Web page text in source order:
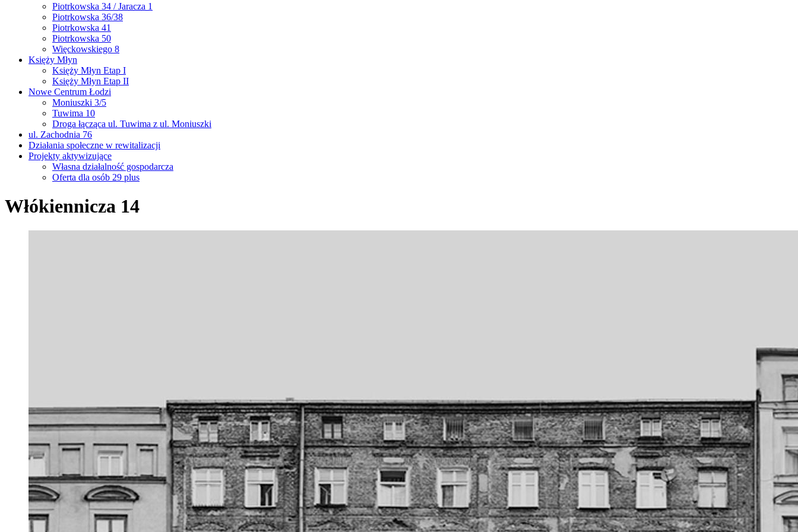
Piotrkowska 34 / Jaracza 1
Piotrkowska 36/38
Piotrkowska 41
Piotrkowska 50
Więckowskiego 8
Księży Młyn
Księży Młyn Etap I
Księży Młyn Etap II
Nowe Centrum Łodzi
Moniuszki 3/5
Tuwima 10
Droga łącząca ul. Tuwima z ul. Moniuszki
ul. Zachodnia 76
Działania społeczne w rewitalizacji
Projekty aktywizujące
Własna działalność gospodarcza
Oferta dla osób 29 plus
Włókiennicza 14